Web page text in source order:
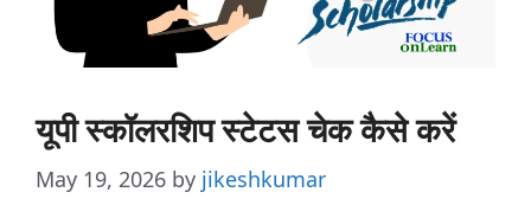
यूपी स्कॉलरशिप स्टेटस चेक कैसे करें
May 19, 2026 by jikeshkumar